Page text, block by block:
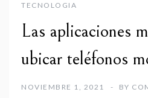
TECNOLOGIA
Las aplicaciones
ubicar teléfonos
NOVIEMBRE 1, 2021 BY